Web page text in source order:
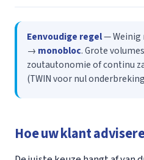
Eenvoudige regel— Weinig
→ monobloc. Grote
zoutautonomie of continu
(TWIN voor nul
Hoe uw klant